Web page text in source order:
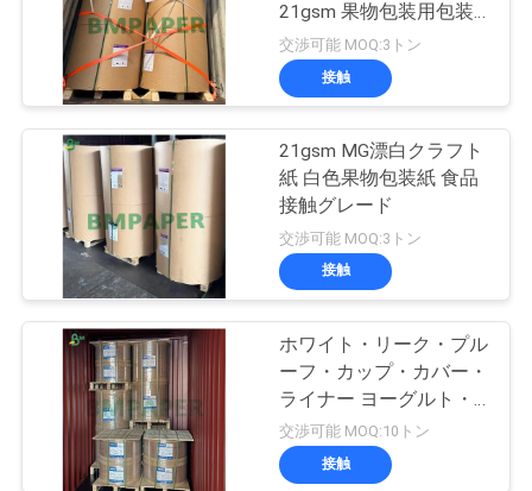
さ
ー
PE の塗被紙
アイボリー紙のペ
ーパー
21gsm 果物包装用包装
紙
交渉可能 MOQ:3トン
接触
21gsm MG漂白クラフト
紙 白色果物包装紙 食品
接触グレード
交渉可能 MOQ:3トン
接触
ホワイト・リーク・プル
ーフ・カップ・カバー・
ライナー ヨーグルト・
カップ用シール紙
交渉可能 MOQ:10トン
接触